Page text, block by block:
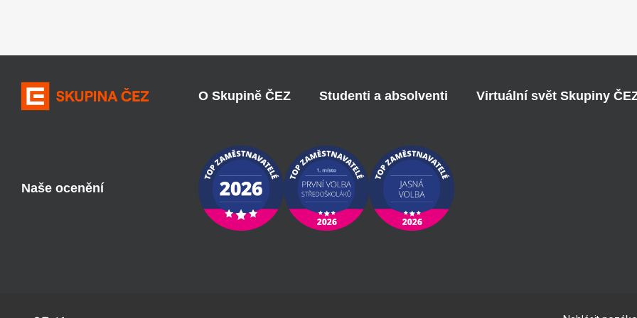
O Skupině ČEZ Studenti a absolventi Virtuální svět Skupiny
Naše ocenění